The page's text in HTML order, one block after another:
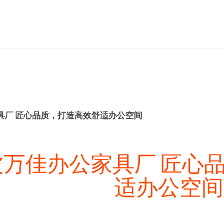
厂 匠心品质，打造高效舒适办公空间
佳办公家具厂 匠心
适办公空间